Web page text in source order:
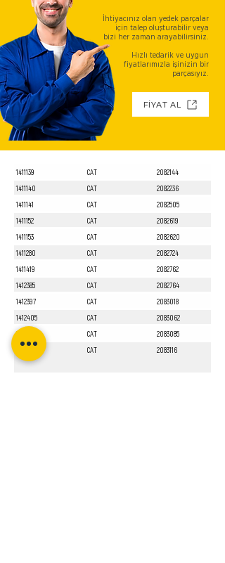
İhtiyacınız olan yedek parçalar
için talep oluşturabilir veya
bizi her zaman arayabilirsiniz.
Hızlı tedarik ve uygun
fiyatlarımızla işinizin bir
parçasıyız.
FİYAT AL
1411139 CAT
2082144
1411140
CAT
2082236
1411141
CAT
2082505
1411152
CAT
2082619
1411153
CAT
2082620
1411280
CAT
2082724
1411419
CAT
2082762
1412385
CAT
2082764
1412397
CAT
2083018
1412405
CAT
2083062
1412551
CAT
2083085
CAT 2083116